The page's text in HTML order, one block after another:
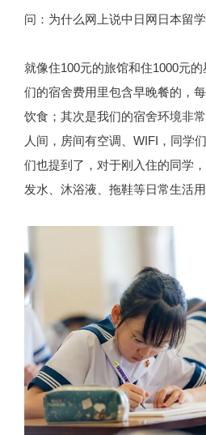
问：为什么网上说中日网日本留
就像住100元的旅馆和住1000元
们的宿舍费用里包含早晚餐的，
饮食；其次是我们的宿舍环境非
人间，房间有空调、WIFI，同学
们也提到了，对于刚入住的同学
发水、沐浴液、拖鞋等日常生活用